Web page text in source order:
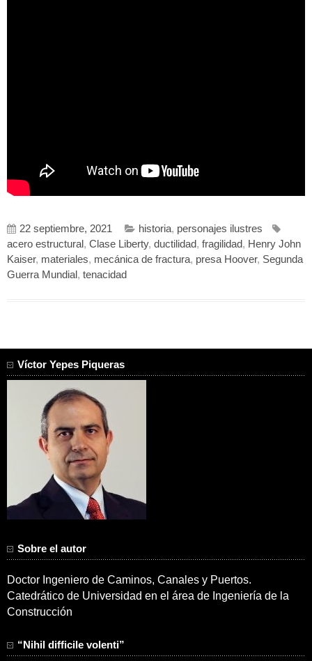
22 septiembre, 2021 historia, personajes ilustres
acero estructural , Clase Liberty, ductilidad, fragilidad, Henry John
Kaiser, materiales, mecánica de fractura, presa Hoover, Segunda
Guerra Mundial , tenacidad
Víctor Yepes Piqueras
Sobre el autor
Doctor Ingeniero de Caminos, Canales y Puertos.
Catedrático de Universidad en el área de Ingeniería de la
Construcción
“Nihil difficile volenti”